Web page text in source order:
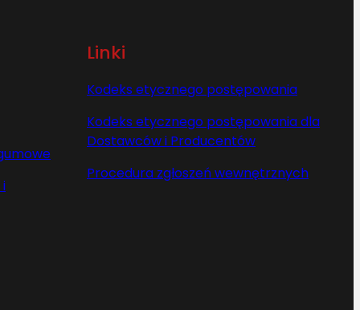
i
Linki
Kodeks etycznego postępowania
Kodeks etycznego postępowania dla
Dostawców i Producentów
Procedura zgłoszeń wewnętrznych